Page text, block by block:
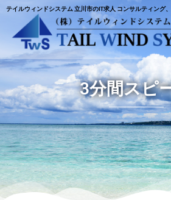
テイルウィンドシステム 立川市のIT求人 コンサルティング
3分間スピ